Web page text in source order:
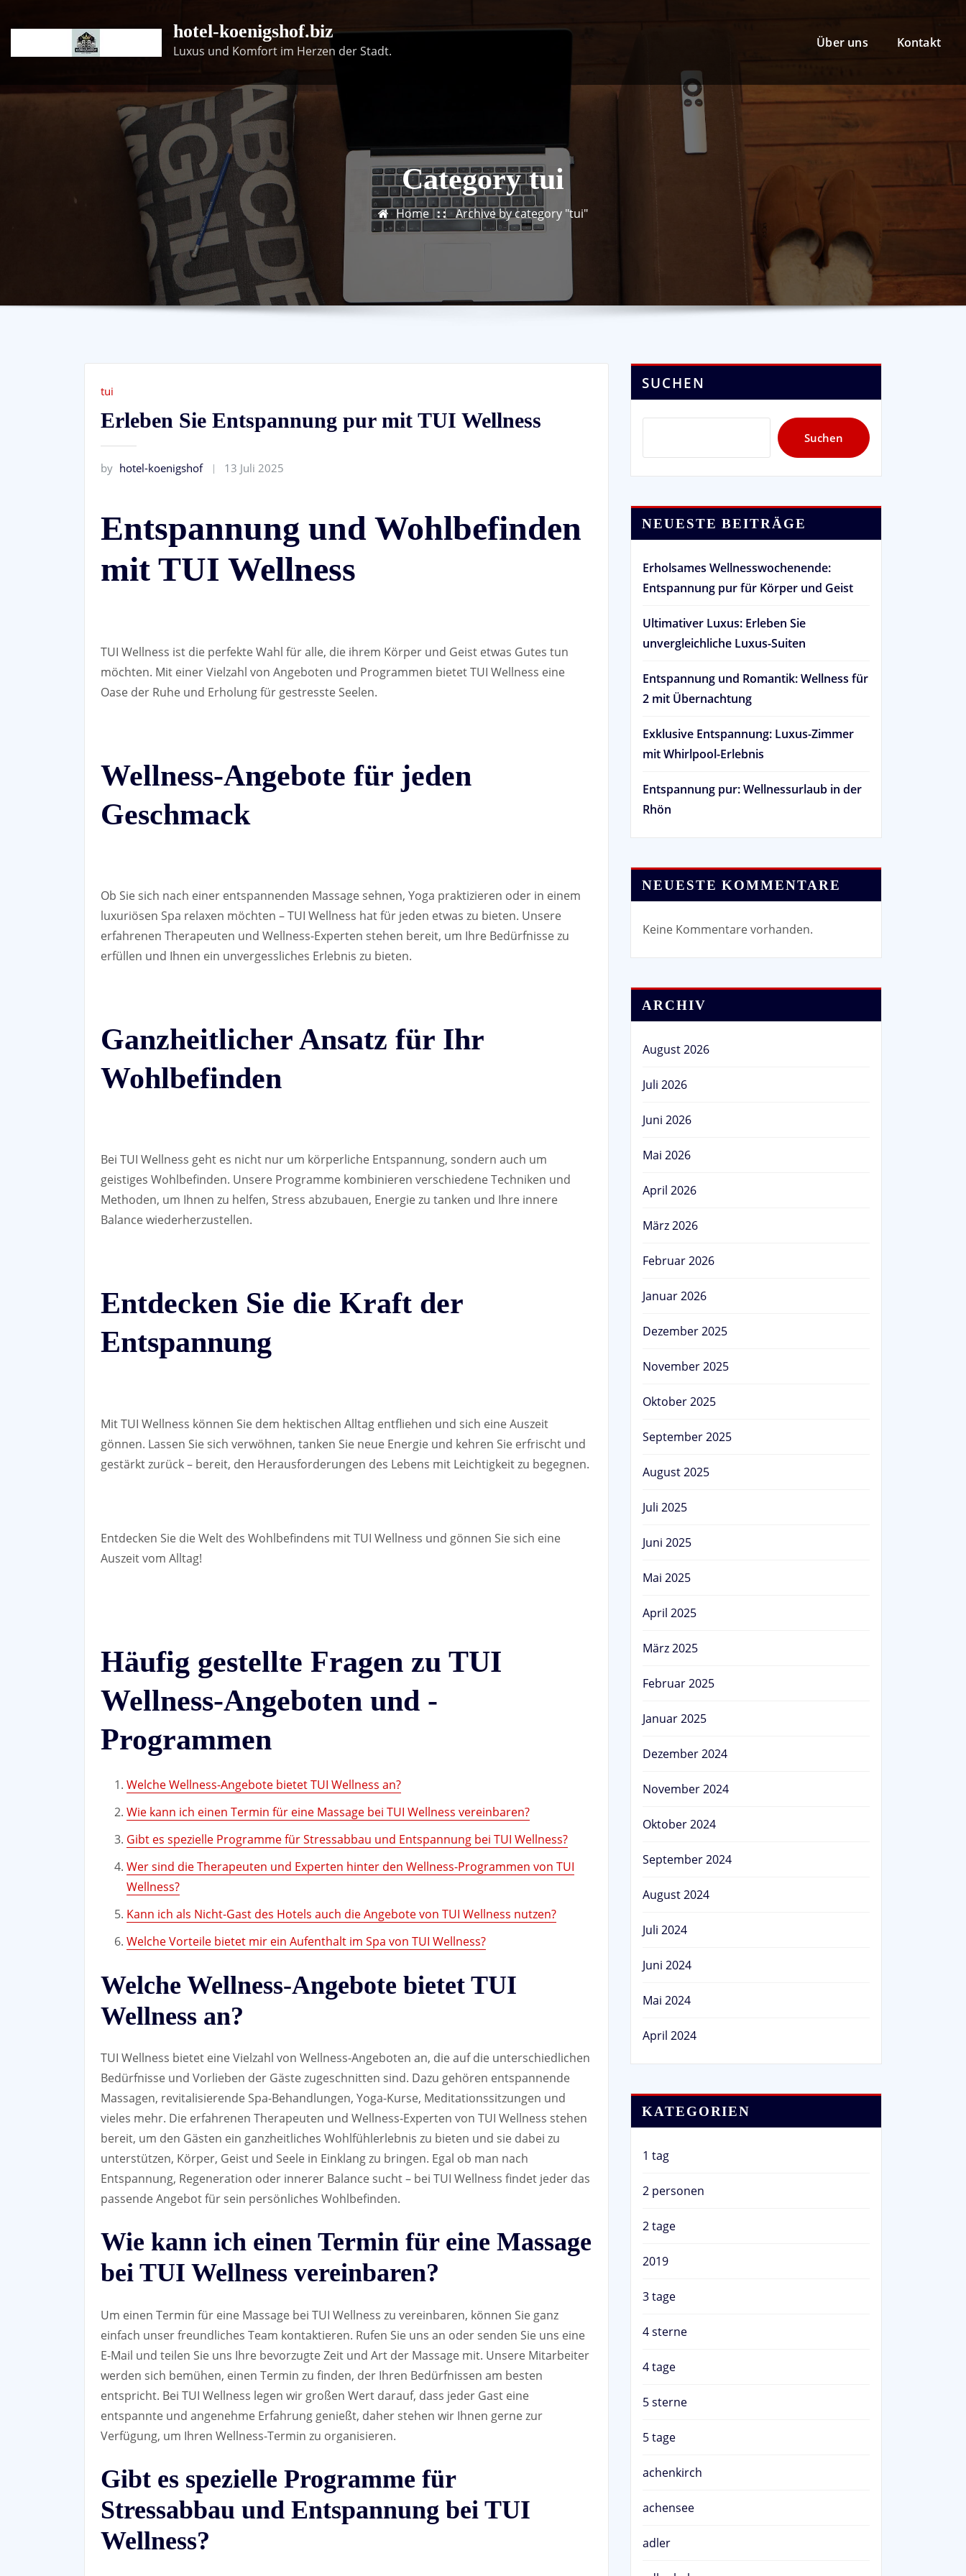
hotel-koenigshof.biz
Luxus und Komfort im Herzen der Stadt.
Über uns Kontakt
Category tui
Home Archive by category "tui"
tui
Erleben Sie Entspannung pur mit TUI Wellness
by hotel-koenigshof 13 Juli 2025
Entspannung und Wohlbefinden
mit TUI Wellness
TUI Wellness ist die perfekte Wahl für alle, die ihrem Körper und Geist etwas Gutes tun
möchten. Mit einer Vielzahl von Angeboten und Programmen bietet TUI Wellness eine
Oase der Ruhe und Erholung für gestresste Seelen.
Wellness-Angebote für jeden
Geschmack
Ob Sie sich nach einer entspannenden Massage sehnen, Yoga praktizieren oder in einem
luxuriösen Spa relaxen möchten – TUI Wellness hat für jeden etwas zu bieten. Unsere
erfahrenen Therapeuten und Wellness-Experten stehen bereit, um Ihre Bedürfnisse zu
erfüllen und Ihnen ein unvergessliches Erlebnis zu bieten.
Ganzheitlicher Ansatz für Ihr
Wohlbefinden
Bei TUI Wellness geht es nicht nur um körperliche Entspannung, sondern auch um
geistiges Wohlbefinden. Unsere Programme kombinieren verschiedene Techniken und
Methoden, um Ihnen zu helfen, Stress abzubauen, Energie zu tanken und Ihre innere
Balance wiederherzustellen.
Entdecken Sie die Kraft der
Entspannung
Mit TUI Wellness können Sie dem hektischen Alltag entfliehen und sich eine Auszeit
gönnen. Lassen Sie sich verwöhnen, tanken Sie neue Energie und kehren Sie erfrischt und
gestärkt zurück – bereit, den Herausforderungen des Lebens mit Leichtigkeit zu begegnen.
Entdecken Sie die Welt des Wohlbefindens mit TUI Wellness und gönnen Sie sich eine
Auszeit vom Alltag!
Häufig gestellte Fragen zu TUI
Wellness-Angeboten und -
Programmen
Welche Wellness-Angebote bietet TUI Wellness an?
Wie kann ich einen Termin für eine Massage bei TUI Wellness vereinbaren?
Gibt es spezielle Programme für Stressabbau und Entspannung bei TUI Wellness?
Wer sind die Therapeuten und Experten hinter den Wellness-Programmen von TUI
Wellness?
Kann ich als Nicht-Gast des Hotels auch die Angebote von TUI Wellness nutzen?
Welche Vorteile bietet mir ein Aufenthalt im Spa von TUI Wellness?
Welche Wellness-Angebote bietet TUI
Wellness an?
TUI Wellness bietet eine Vielzahl von Wellness-Angeboten an, die auf die unterschiedlichen
Bedürfnisse und Vorlieben der Gäste zugeschnitten sind. Dazu gehören entspannende
Massagen, revitalisierende Spa-Behandlungen, Yoga-Kurse, Meditationssitzungen und
vieles mehr. Die erfahrenen Therapeuten und Wellness-Experten von TUI Wellness stehen
bereit, um den Gästen ein ganzheitliches Wohlfühlerlebnis zu bieten und sie dabei zu
unterstützen, Körper, Geist und Seele in Einklang zu bringen. Egal ob man nach
Entspannung, Regeneration oder innerer Balance sucht – bei TUI Wellness findet jeder das
passende Angebot für sein persönliches Wohlbefinden.
Wie kann ich einen Termin für eine Massage
bei TUI Wellness vereinbaren?
Um einen Termin für eine Massage bei TUI Wellness zu vereinbaren, können Sie ganz
einfach unser freundliches Team kontaktieren. Rufen Sie uns an oder senden Sie uns eine
E-Mail und teilen Sie uns Ihre bevorzugte Zeit und Art der Massage mit. Unsere Mitarbeiter
werden sich bemühen, einen Termin zu finden, der Ihren Bedürfnissen am besten
entspricht. Bei TUI Wellness legen wir großen Wert darauf, dass jeder Gast eine
entspannte und angenehme Erfahrung genießt, daher stehen wir Ihnen gerne zur
Verfügung, um Ihren Wellness-Termin zu organisieren.
Gibt es spezielle Programme für
Stressabbau und Entspannung bei TUI
Wellness?
SUCHEN
Suchen
NEUESTE BEITRÄGE
Erholsames Wellnesswochenende:
Entspannung pur für Körper und Geist
Ultimativer Luxus: Erleben Sie
unvergleichliche Luxus-Suiten
Entspannung und Romantik: Wellness für
2 mit Übernachtung
Exklusive Entspannung: Luxus-Zimmer
mit Whirlpool-Erlebnis
Entspannung pur: Wellnessurlaub in der
Rhön
NEUESTE KOMMENTARE
Keine Kommentare vorhanden.
ARCHIV
August 2026
Juli 2026
Juni 2026
Mai 2026
April 2026
März 2026
Februar 2026
Januar 2026
Dezember 2025
November 2025
Oktober 2025
September 2025
August 2025
Juli 2025
Juni 2025
Mai 2025
April 2025
März 2025
Februar 2025
Januar 2025
Dezember 2024
November 2024
Oktober 2024
September 2024
August 2024
Juli 2024
Juni 2024
Mai 2024
April 2024
KATEGORIEN
1 tag
2 personen
2 tage
2019
3 tage
4 sterne
4 tage
5 sterne
5 tage
achenkirch
achensee
adler